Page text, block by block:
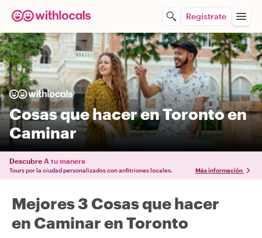
Regístrate
Cosas que hacer en Toronto en
Caminar
Descubre A tu manera
Tours por la ciudad personalizados con anfitriones locales. Más información
Mejores 3 Cosas que hacer
en Caminar en Toronto